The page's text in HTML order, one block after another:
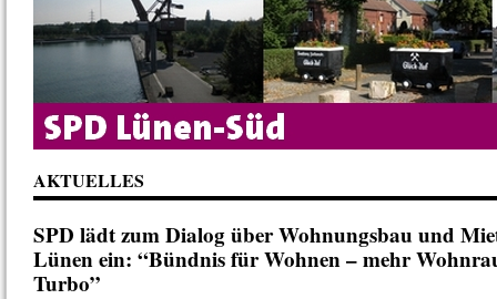
AKTUELLES
SPD lädt zum Dialog über Wohnungsbau und
Lünen ein: “Bündnis für Wohnen – mehr
Turbo”